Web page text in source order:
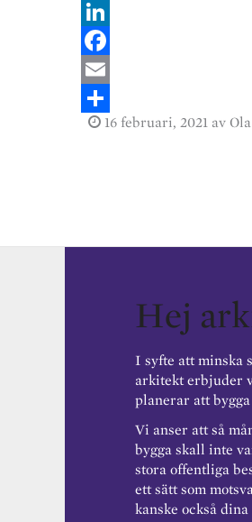
L
n
n
F
a
o
E
m
S
e
16 februari, 2021 av
Hej
I syfte att minska
arkitekt erbjuder
planerar att
Vi anser att så
bygga skall inte
stora offentliga
ett sätt som
kanske också